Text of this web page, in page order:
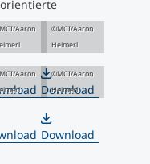
Aaron
©MCI/Aaron
Heimerl
Download
Aaron
©MCI/Aaron
Heimerl
Download